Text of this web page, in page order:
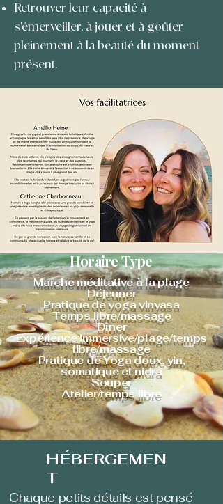
Retrouver leur capacité à
s'émerveiller, à jouer et à goûter
pleinement à la beauté du moment
présent.
Horaire Type
Marche méditative à la plage
Déjeuner
Pratique de yoga vinyasa
Temps libre/massage
Dîner
Expérience immersive/plage/temps
libre/massage
Pratique de Yoga doux, yin,
somatique et nidra
Souper
Atelier/temps libre
HÉBERGEMEN
T
Chaque petits détails est pensé